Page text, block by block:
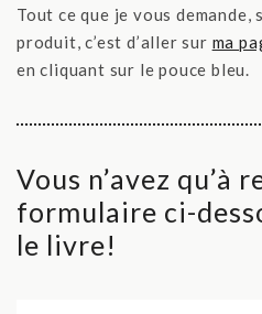
Tout ce que je vous demande,
produit, c’est d’aller sur ma
en cliquant sur le pouce bleu.
Vous n’avez qu’à
formulaire ci-
le livre!